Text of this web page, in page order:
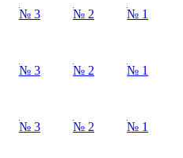
№ 3 № 2 № 1
№ 3 № 2 № 1
№ 3 № 2 № 1